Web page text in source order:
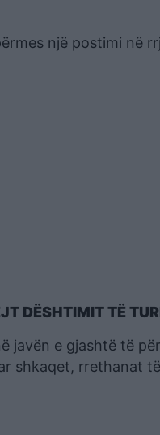
një postimi në
DËSHTIMIT TË
javën e gjashtë të
shkaqet, rrethanat